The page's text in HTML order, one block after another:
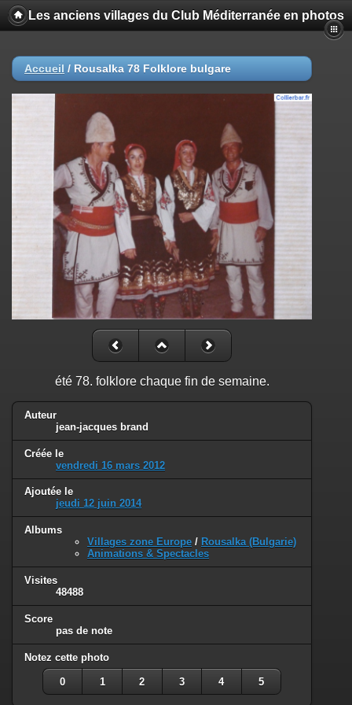
Les anciens villages du Club Méditerranée en photos
Accueil / Rousalka 78 Folklore bulgare
été 78. folklore chaque fin de semaine.
Auteur
jean-jacques brand
Créée le
vendredi 16 mars 2012
Ajoutée le
jeudi 12 juin 2014
Albums
Villages zone Europe / Rousalka (Bulgarie)
Animations & Spectacles
Visites
48488
Score
pas de note
Notez cette photo
0 1 2 3 4 5